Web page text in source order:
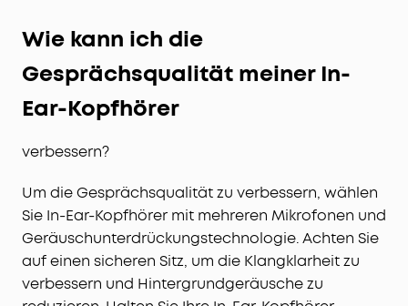
Wie kann ich die
Gesprächsqualität meiner In-
Ear-Kopfhörer
verbessern?
Um die Gesprächsqualität zu verbessern, wählen
Sie In-Ear-Kopfhörer mit mehreren Mikrofonen und
Geräuschunterdrückungstechnologie. Achten Sie
auf einen sicheren Sitz, um die Klangklarheit zu
verbessern und Hintergrundgeräusche zu